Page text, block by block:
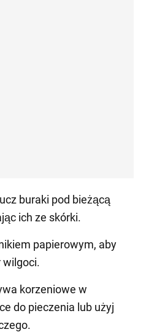
buraki pod bieżącą
ich ze skórki.
papierowym, aby
wilgoci.
korzeniowe w
do pieczenia lub użyj